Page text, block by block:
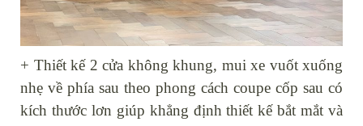
+ Thiết kế 2 cửa không khung, mui xe vuốt xuống
nhẹ về phía sau theo phong cách coupe cốp sau có
kích thước lơn giúp khẳng định thiết kế bắt mắt và